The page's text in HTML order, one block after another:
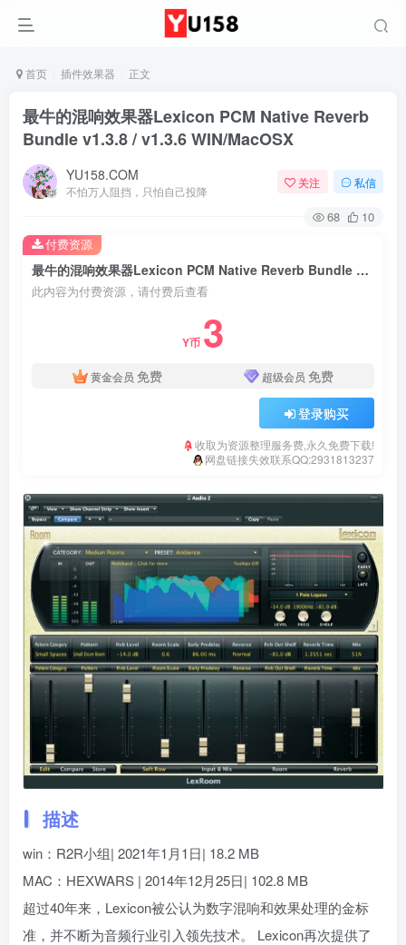
首页 插件效果器 正文
最牛的混响效果器Lexicon PCM Native Reverb
Bundle v1.3.8 / v1.3.6 WIN/MacOSX
YU158.COM
不怕万人阻挡，只怕自己投降
关注 私信
68 10
最牛的混响效果器Lexicon PCM Native Reverb Bundle v1.3.8 / v1.3.6 WIN/MacOSX
此内容为付费资源，请付费后查看
Y币 3
黄金会员 免费 超级会员 免费
登录购买
收取为资源整理服务费,永久免费下载!
网盘链接失效联系QQ:2931813237
付费资源
描述
win：R2R小组| 2021年1月1日| 18.2 MB
MAC：HEXWARS | 2014年12月25日| 102.8 MB
超过40年来，Lexicon被公认为数字混响和效果处理的金标
准，并不断为音频行业引入领先技术。 Lexicon再次提供了